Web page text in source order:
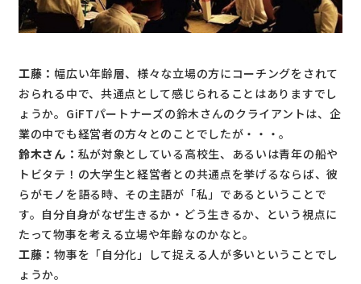
工藤： 幅広い年齢層、様々な立場の方にコーチングをされて
おられる中で、共通点として感じられることはありますでし
ょうか。GiFTパートナーズの鈴木さんのクライアントは、企
業の中でも経営者の方々とのことでしたが・・・。
鈴木さん： 私が対象としている高校生、あるいは青年の船や
トビタテ！の大学生と経営者との共通点を挙げるならば、彼
らがモノを語る時、その主語が「私」であるということで
す。自分自身がなぜ生きるか・どう生きるか、という視点に
たって物事を考える立場や年齢なのかなと。
工藤：物事を「自分化」して捉える人が多いということでし
ょうか。